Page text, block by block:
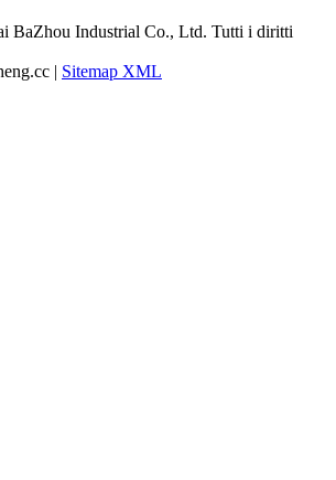
BaZhou Industrial Co., Ltd. Tutti i diritti
| Sitemap XML